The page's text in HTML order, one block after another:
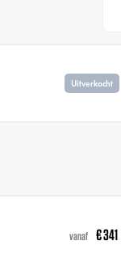
Uitverkocht
vanaf € 341